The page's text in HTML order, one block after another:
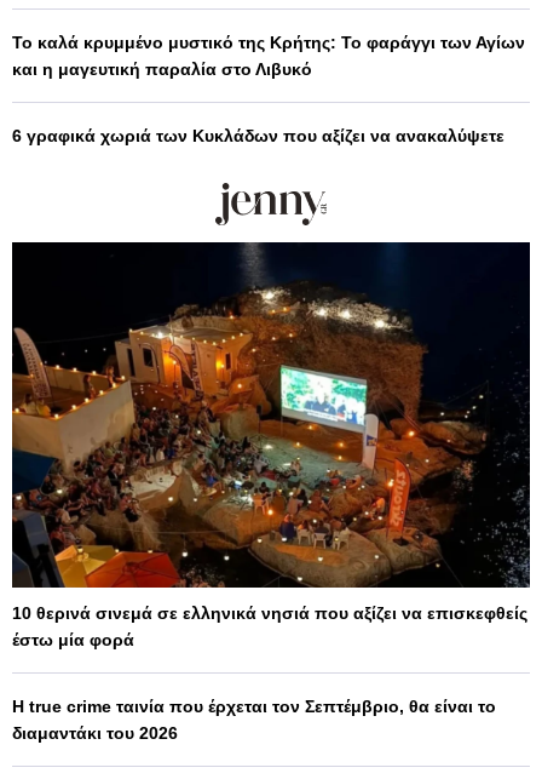
Το καλά κρυμμένο μυστικό της Κρήτης: Το φαράγγι των Αγίων
και η μαγευτική παραλία στο Λιβυκό
6 γραφικά χωριά των Κυκλάδων που αξίζει να ανακαλύψετε
10 θερινά σινεμά σε ελληνικά νησιά που αξίζει να επισκεφθείς
έστω μία φορά
Η true crime ταινία που έρχεται τον Σεπτέμβριο, θα είναι το
διαμαντάκι του 2026